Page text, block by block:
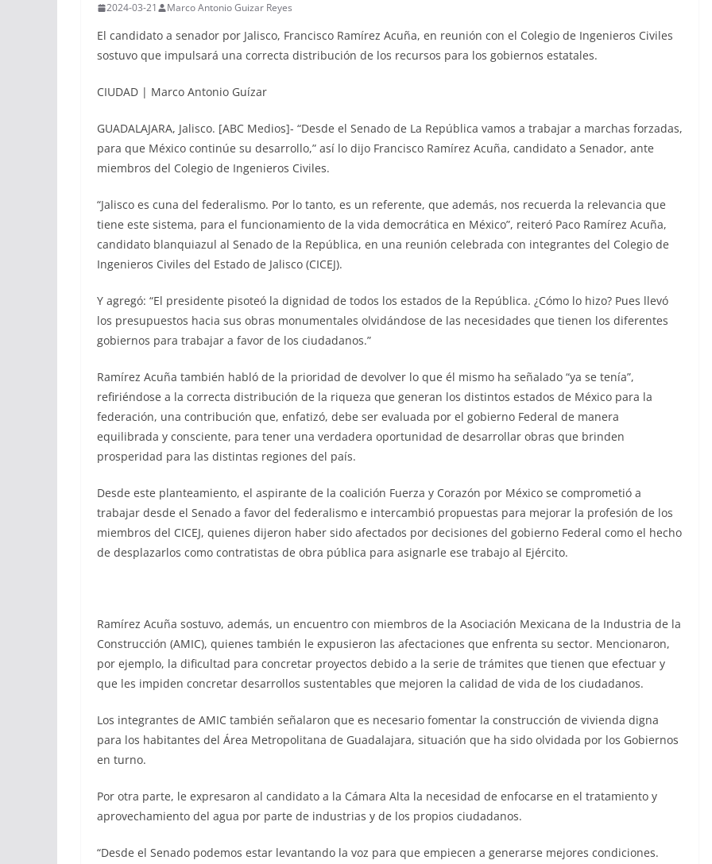
2024-03-21 Marco Antonio Guizar Reyes
El candidato a senador por Jalisco, Francisco Ramírez Acuña, en reunión con el Colegio de Ingenieros Civiles
sostuvo que impulsará una correcta distribución de los recursos para los gobiernos estatales.
CIUDAD | Marco Antonio Guízar
GUADALAJARA, Jalisco. [ABC Medios]- “Desde el Senado de La República vamos a trabajar a marchas forzadas,
para que México continúe su desarrollo,” así lo dijo Francisco Ramírez Acuña, candidato a Senador, ante
miembros del Colegio de Ingenieros Civiles.
“Jalisco es cuna del federalismo. Por lo tanto, es un referente, que además, nos recuerda la relevancia que
tiene este sistema, para el funcionamiento de la vida democrática en México”, reiteró Paco Ramírez Acuña,
candidato blanquiazul al Senado de la República, en una reunión celebrada con integrantes del Colegio de
Ingenieros Civiles del Estado de Jalisco (CICEJ).
Y agregó: “El presidente pisoteó la dignidad de todos los estados de la República. ¿Cómo lo hizo? Pues llevó
los presupuestos hacia sus obras monumentales olvidándose de las necesidades que tienen los diferentes
gobiernos para trabajar a favor de los ciudadanos.”
Ramírez Acuña también habló de la prioridad de devolver lo que él mismo ha señalado “ya se tenía”,
refiriéndose a la correcta distribución de la riqueza que generan los distintos estados de México para la
federación, una contribución que, enfatizó, debe ser evaluada por el gobierno Federal de manera
equilibrada y consciente, para tener una verdadera oportunidad de desarrollar obras que brinden
prosperidad para las distintas regiones del país.
Desde este planteamiento, el aspirante de la coalición Fuerza y Corazón por México se comprometió a
trabajar desde el Senado a favor del federalismo e intercambió propuestas para mejorar la profesión de los
miembros del CICEJ, quienes dijeron haber sido afectados por decisiones del gobierno Federal como el hecho
de desplazarlos como contratistas de obra pública para asignarle ese trabajo al Ejército.
Ramírez Acuña sostuvo, además, un encuentro con miembros de la Asociación Mexicana de la Industria de la
Construcción (AMIC), quienes también le expusieron las afectaciones que enfrenta su sector. Mencionaron,
por ejemplo, la dificultad para concretar proyectos debido a la serie de trámites que tienen que efectuar y
que les impiden concretar desarrollos sustentables que mejoren la calidad de vida de los ciudadanos.
Los integrantes de AMIC también señalaron que es necesario fomentar la construcción de vivienda digna
para los habitantes del Área Metropolitana de Guadalajara, situación que ha sido olvidada por los Gobiernos
en turno.
Por otra parte, le expresaron al candidato a la Cámara Alta la necesidad de enfocarse en el tratamiento y
aprovechamiento del agua por parte de industrias y de los propios ciudadanos.
“Desde el Senado podemos estar levantando la voz para que empiecen a generarse mejores condiciones.